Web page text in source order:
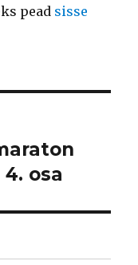
pead sisse
osa